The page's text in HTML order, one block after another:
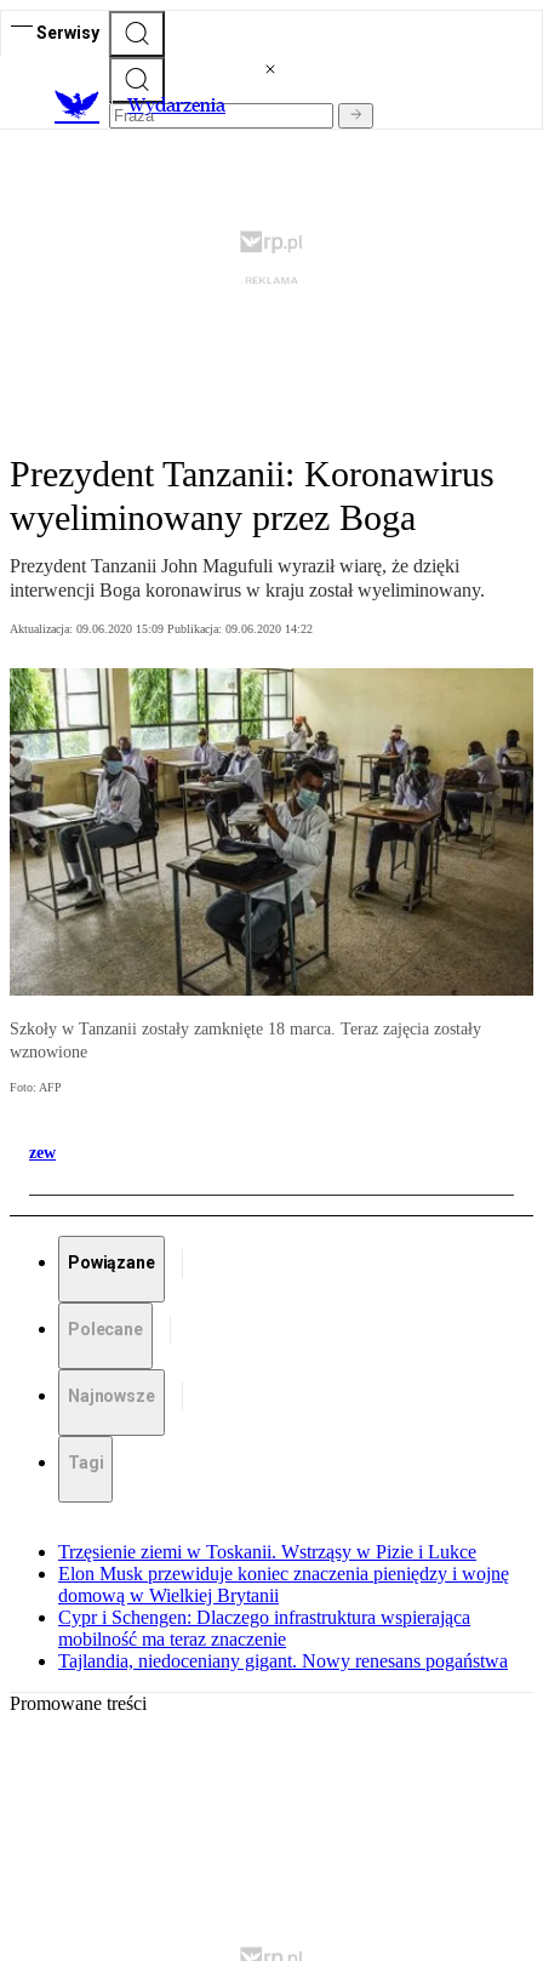
Serwisy
Wydarzenia
Prezydent Tanzanii: Koronawirus
wyeliminowany przez Boga
Prezydent Tanzanii John Magufuli wyraził wiarę, że dzięki
interwencji Boga koronawirus w kraju został wyeliminowany.
Aktualizacja: 09.06.2020 15:09 Publikacja: 09.06.2020 14:22
Szkoły w Tanzanii zostały zamknięte 18 marca. Teraz zajęcia zostały
wznowione
Foto: AFP
zew
Powiązane
Polecane
Najnowsze
Tagi
Trzęsienie ziemi w Toskanii. Wstrząsy w Pizie i Lukce
Elon Musk przewiduje koniec znaczenia pieniędzy i wojnę
domową w Wielkiej Brytanii
Cypr i Schengen: Dlaczego infrastruktura wspierająca
mobilność ma teraz znaczenie
Tajlandia, niedoceniany gigant. Nowy renesans pogaństwa
Promowane treści